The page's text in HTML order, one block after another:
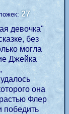
27
девочка"
без
могла
Джейка
она
Флер
победить